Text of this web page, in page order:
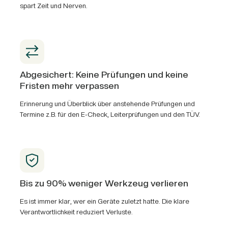
spart Zeit und Nerven.
Abgesichert: Keine Prüfungen und keine
Fristen mehr verpassen
Erinnerung und Überblick über anstehende Prüfungen und
Termine z.B. für den E-Check, Leiterprüfungen und den TÜV.
Bis zu 90% weniger Werkzeug verlieren
Es ist immer klar, wer ein Geräte zuletzt hatte. Die klare
Verantwortlichkeit reduziert Verluste.